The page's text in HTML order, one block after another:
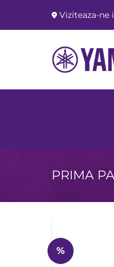
Viziteaza-ne
PRIMA
%